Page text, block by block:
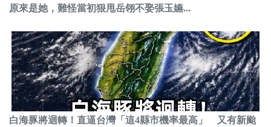
原來是她，難怪當初狠甩岳翎不娶張玉嬿...
白海豚將迴轉！直逼台灣「這4縣市機率最高」 又有新颱